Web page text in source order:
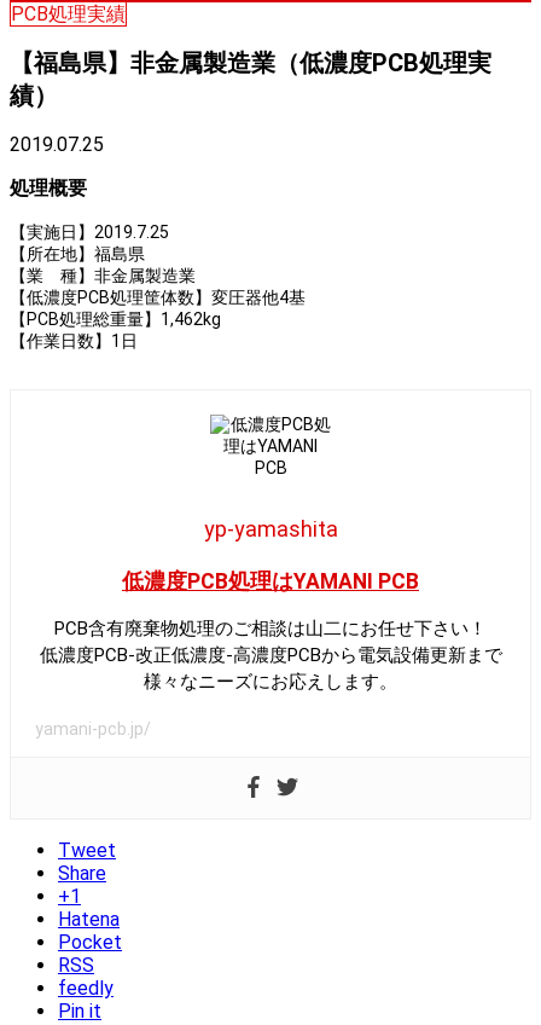
PCB処理実績
【福島県】非金属製造業（低濃度PCB処理実
績）
2019.07.25
処理概要
【実施日】2019.7.25
【所在地】福島県
【業 種】非金属製造業
【低濃度PCB処理筐体数】変圧器他4基
【PCB処理総重量】1,462kg
【作業日数】1日
yp-yamashita
低濃度PCB処理はYAMANI PCB
PCB含有廃棄物処理のご相談は山二にお任せ下さい！
低濃度PCB-改正低濃度-高濃度PCBから電気設備更新まで
様々なニーズにお応えします。
yamani-pcb.jp/
Tweet
Share
+1
Hatena
Pocket
RSS
feedly
Pin it